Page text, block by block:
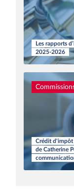
Les rapports
2025-2026
Crédit d'impôt
de Catherine